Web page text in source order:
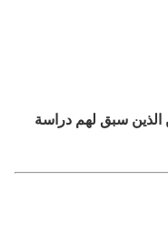
سبق لهم دراسة